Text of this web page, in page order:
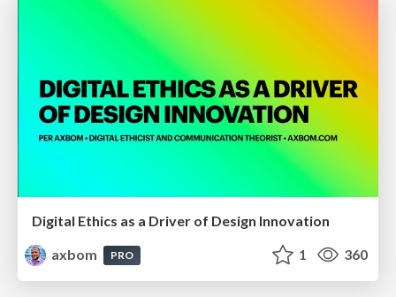
Digital Ethics as a Driver of Design Innovation
axbom
PRO 1 360